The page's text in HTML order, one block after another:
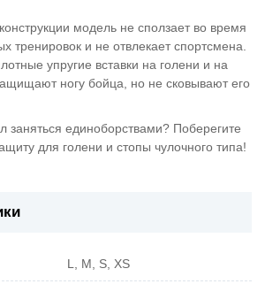
модель не сползает во время
тренировок и не отвлекает спортсмена.
упругие вставки на голени и на
ногу бойца, но не сковывают его
заняться единоборствами? Поберегите
для голени и стопы чулочного типа!
L, M, S, XS